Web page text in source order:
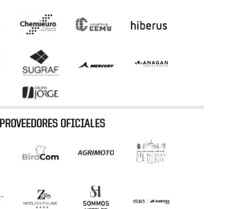
PROVEEDORES OFICIALES